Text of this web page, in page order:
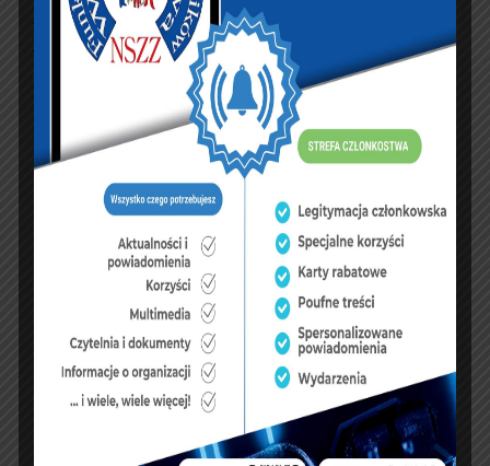
kariera/artykuly/725424,szybsza-wyplata-pomocy-
mieszkaniowej-dla-mundurowych.html
PREVIOUS ARTICLE
X Mini maraton
Pływacki o Wstęgę
Generalnego Służby
Więziennej dla
Funkcjonariuszy i
Pracowników Służby
rodzin
NEXT ARTICLE
tylko dla nielicznych.